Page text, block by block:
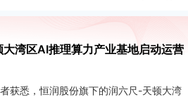
湾区AI推理算力产业基地启动运营
获悉，恒润股份旗下的润六尺-天顿大湾